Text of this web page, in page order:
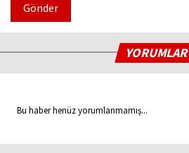
Gönder
YORUMLAR
Bu haber henüz yorumlanmamış...